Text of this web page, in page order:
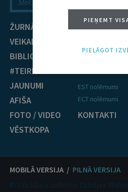
ŽURNĀLS
VEIKALS
BIBLIOTĒKA
#TEIRDARBS
JAUNUMI
AFIŠA
FOTO / VIDEO
VĒSTKOPA
NOZARES
Krimināltiesības
EST nolēmumi
ECT nolēmumi
KONTAKTI
MOBILĀ VERSIJA / PILNĀ VERSIJA
© Oficiālais izdevējs Latvijas
PIEŅEMT
PIELĀGOT